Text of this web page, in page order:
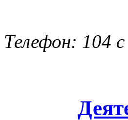
Телефон: 104